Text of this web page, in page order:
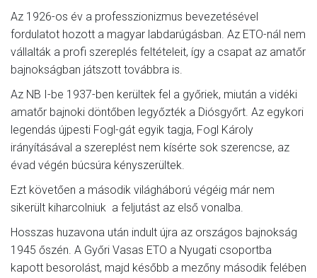
Az 1926-os év a professzionizmus bevezetésével
fordulatot hozott a magyar labdarúgásban. Az ETO-nál nem
vállalták a profi szereplés feltételeit, így a csapat az amatőr
bajnokságban játszott továbbra is.
Az NB I-be 1937-ben kerültek fel a győriek, miután a vidéki
amatőr bajnoki döntőben legyőzték a Diósgyőrt. Az egykori
legendás újpesti Fogl-gát egyik tagja, Fogl Károly
irányításával a szereplést nem kísérte sok szerencse, az
évad végén búcsúra kényszerültek.
Ezt követően a második világháború végéig már nem
sikerült kiharcolniuk a feljutást az első vonalba.
Hosszas huzavona után indult újra az országos bajnokság
1945 őszén. A Győri Vasas ETO a Nyugati csoportba
kapott besorolást, majd később a mezőny második felében